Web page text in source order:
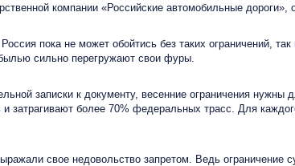
компании «Российские автомобильные
пока не может обойтись без таких ограничений,
сильно перегружают свои фуры.
записки к документу, весенние ограничения
затрагивают более 70% федеральных трасс. Для
свое недовольство запретом. Ведь ограничение